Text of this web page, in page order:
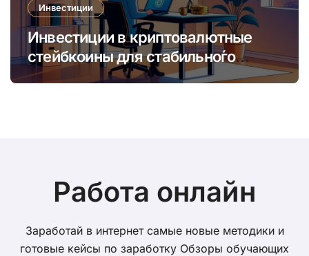
Инвестиции
Инвестиции в криптовалютные
стейбкоины для стабильно́го
онлайн-заработка в условиях
Работа онлайн
Заработай в интернет самые новые методики и
готовые кейсы по заработку Обзоры обучающих